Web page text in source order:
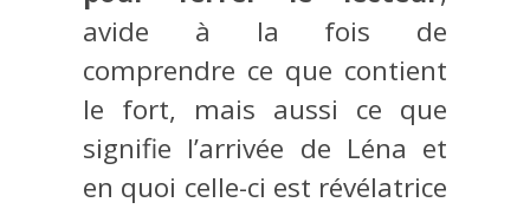
avide à la fois de
comprendre ce que contient
le fort, mais aussi ce que
signifie l’arrivée de Léna et
en quoi celle-ci est révélatrice